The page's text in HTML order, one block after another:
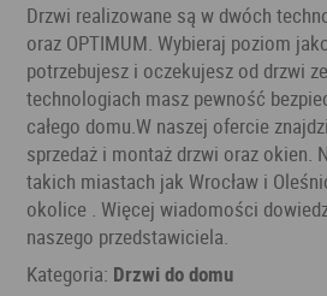
Drzwi realizowane są w dwóch
oraz OPTIMUM. Wybieraj poziom
potrzebujesz i oczekujesz od drzwi
technologiach masz pewność
całego domu.W naszej ofercie
sprzedaż i montaż drzwi oraz okien.
takich miastach jak Wrocław i
okolice . Więcej wiadomości
naszego przedstawiciela.
Kategoria: Drzwi do domu